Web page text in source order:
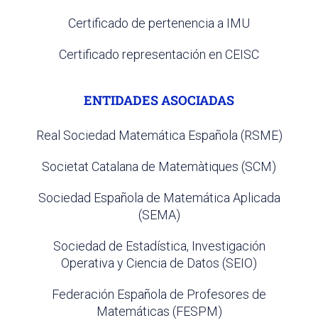
Certificado de pertenencia a IMU
Certificado representación en CEISC
ENTIDADES ASOCIADAS
Real Sociedad Matemática Española (RSME)
Societat Catalana de Matemàtiques (SCM)
Sociedad Española de Matemática Aplicada
(SEMA)
Sociedad de Estadística, Investigación
Operativa y Ciencia de Datos (SEIO)
Federación Española de Profesores de
Matemáticas (FESPM)